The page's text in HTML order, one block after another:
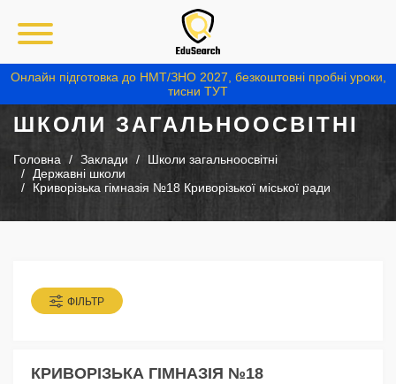
Онлайн підготовка до НМТ/ЗНО 2027, безкоштовні пробні уроки,
тисни ТУТ
ШКОЛИ ЗАГАЛЬНООСВІТНІ
Головна Заклади
Школи загальноосвітні
Державні школи
Криворізька гімназія №18 Криворізької міської ради
ФІЛЬТР
КРИВОРІЗЬКА ГІМНАЗІЯ №18